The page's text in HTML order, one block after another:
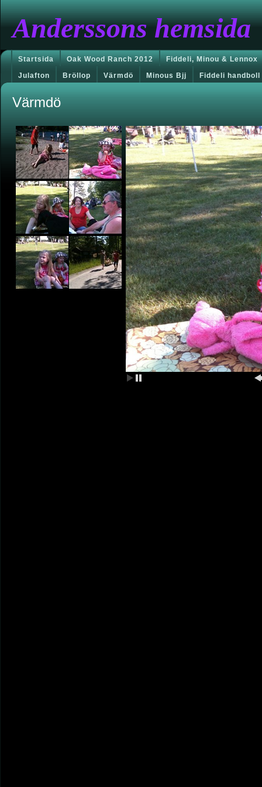
Anderssons hemsida
Startsida Oak Wood Ranch 2012
Fiddeli, Minou & Lennox
Julafton
Bröllop Värmdö Minous Bjj Fiddeli handboll
Värmdö